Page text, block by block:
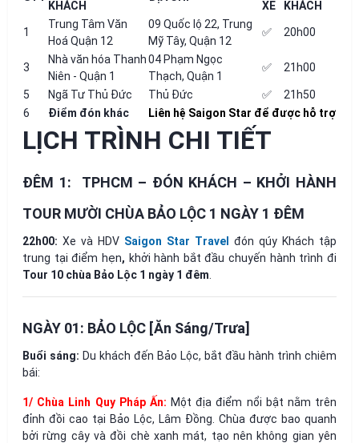
KHÁCH XE KHÁCH
1
Trung Tâm Văn
Hoá Quận 12
09 Quốc lộ 22, Trung
Mỹ Tây, Quận 12
✅ 20h00
3
Nhà văn hóa Thanh
Niên - Quận 1
04 Phạm Ngọc
Thạch, Quận 1
✅ 21h00
5 Ngã Tư Thủ Đức Thủ Đức ✅
21h50
6
Điểm đón khác Liên hệ Saigon Star để được hỗ trợ
LỊCH TRÌNH CHI TIẾT
ĐÊM 1: TPHCM – ĐÓN KHÁCH – KHỞI HÀNH
TOUR MƯỜI CHÙA BẢO LỘC 1 NGÀY 1 ĐÊM
22h00: Xe và HDV Saigon Star Travel
đón qúy Khách tập
trung tại điểm hẹn, khởi hành bắt đầu chuyến hành trình đi
Tour 10 chùa Bảo Lộc 1 ngày 1 đêm
NGÀY 01: BẢO LỘC [Ăn Sáng/Trưa]
Buổi sáng: Du khách đến Bảo Lộc, bắt đầu hành trình chiêm
bái:
1/ Chùa Linh Quy Pháp Ấn: Một địa điểm nổi bật nằm trên
đỉnh đồi cao tại Bảo Lộc, Lâm Đồng. Chùa được bao quanh
bởi rừng cây và đồi chè xanh mát, tạo nên không gian yên